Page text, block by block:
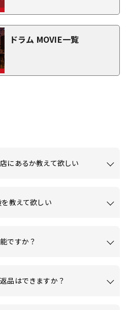
ドラム MOVIE一覧
にあるか教えて欲しい
教えて欲しい
ですか？
品はできますか？